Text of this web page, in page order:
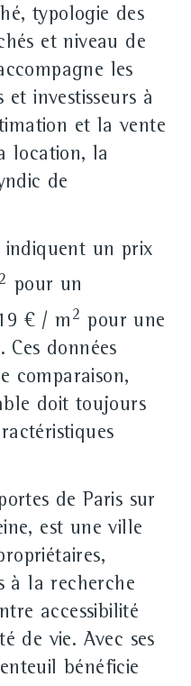
typologie des
et niveau de
les
et investisseurs à
et la vente
location, la
de
indiquent un prix
2 pour un
€ / m 2 pour une
Ces données
comparaison,
doit toujours
de Paris sur
est une ville
à la recherche
accessibilité
de vie. Avec ses
bénéficie